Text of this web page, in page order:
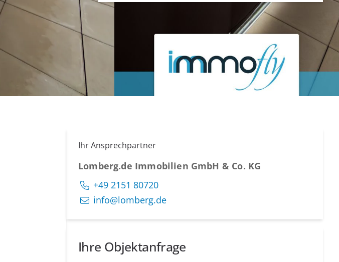
Ihr Ansprechpartner
Lomberg.de Immobilien GmbH & Co. KG
+49 2151 80720
info@lomberg.de
Ihre Objektanfrage